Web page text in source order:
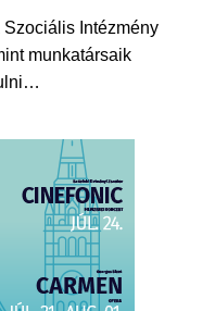
Intézmény
munkatársaik